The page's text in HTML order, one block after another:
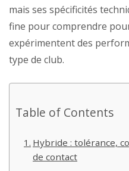
mais ses spécificités
fine pour comprendre
expérimentent des
type de club.
Table of Contents
Hybride : tolérance,
de contact